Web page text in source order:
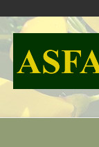
Skip
to
content